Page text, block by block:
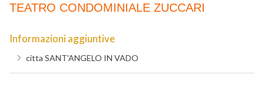
TEATRO CONDOMINIALE ZUCCARI
Informazioni aggiuntive
citta SANT'ANGELO IN VADO